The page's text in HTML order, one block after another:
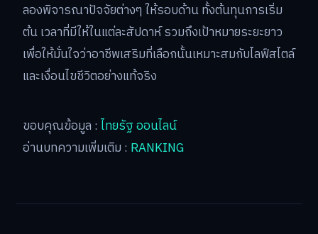
ลองพิจารณาปัจจัยต่างๆ ให้รอบด้าน ทั้งต้นทุนการเริ่ม
ต้น เวลาที่มีให้ในแต่ละสัปดาห์ รวมถึงเป้าหมายระยะยาว
เพื่อให้มั่นใจว่าอาชีพเสริมที่เลือกนั้นเหมาะสมกับไลฟ์สไตล์
และเงื่อนไขชีวิตอย่างแท้จริง
ขอบคุณข้อมูล : ไทยรัฐ ออนไลน์
อ่านบทความเพิ่มเติม : RANKING